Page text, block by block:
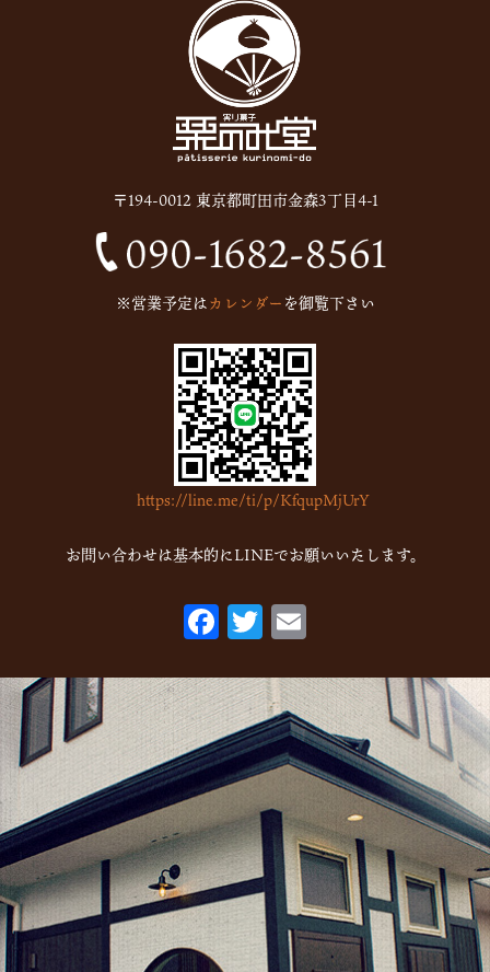
2025年10月(6)
2025年9月(11)
2025年8月(11)
2025年7月(12)
2025年6月(13)
2024年12月(1)
2024年10月(1)
2023年2月(4)
2023年1月(7)
2022年12月(15)
2022年11月(16)
2022年10月(6)
2022年9月(1)
2022年5月
(2)
2022年1月(2)
2021年10月(1)
2021年9月
2021年8月 (1)
2021年6月
(1)
2021年5月
(1)
2021年4月 (1)
〒194-0012 東京都町田市金森3丁目4-1
※営業予定はカレンダーを御覧下さい
https://line.me/ti/p/KfqupMjUrY
お問い合わせは基本的にLINEでお願いいたします。
F
ac
eb
o
o
k
T
w
itt
er
ai
l